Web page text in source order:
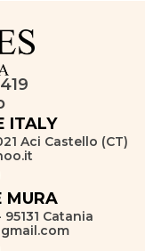
ITALY
Aci Castello (CT)
MURA
Catania